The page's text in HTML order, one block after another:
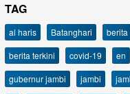
TAG
al haris Batanghari berita
berita terkini
covid-19 en
gubernur jambi
jambi